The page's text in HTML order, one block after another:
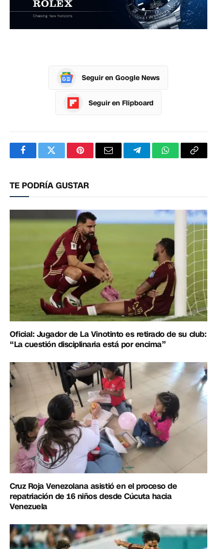
Seguir en Google News
Seguir en Flipboard
FacebookTwitterPinterestCorreoTelegramWhatsApp
TE PODRÍA GUSTAR
Oficial: Jugador de La Vinotinto es retirado de su club:
“La cuestión disciplinaria está por encima”
Cruz Roja Venezolana asistió en el proceso de
repatriación de 16 niños desde Cúcuta hacia
Venezuela